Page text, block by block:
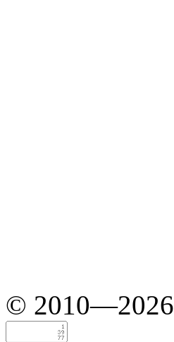
© 2010—2026